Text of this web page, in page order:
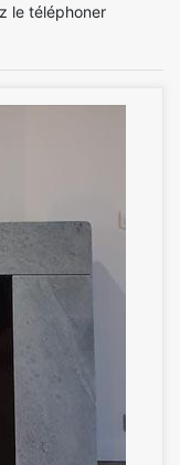
le téléphoner